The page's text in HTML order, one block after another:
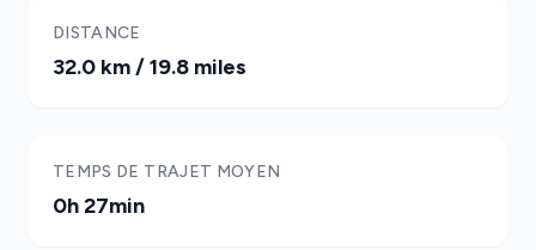
DISTANCE
32.0 km / 19.8 miles
TEMPS DE TRAJET MOYEN
0h 27min